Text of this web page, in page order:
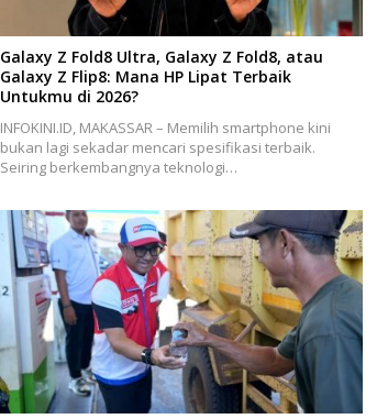
Galaxy Z Fold8 Ultra, Galaxy Z Fold8, atau
Galaxy Z Flip8: Mana HP Lipat Terbaik
Untukmu di 2026?
INFOKINI.ID, MAKASSAR – Memilih smartphone kini
bukan lagi sekadar mencari spesifikasi terbaik.
Seiring berkembangnya teknologi…